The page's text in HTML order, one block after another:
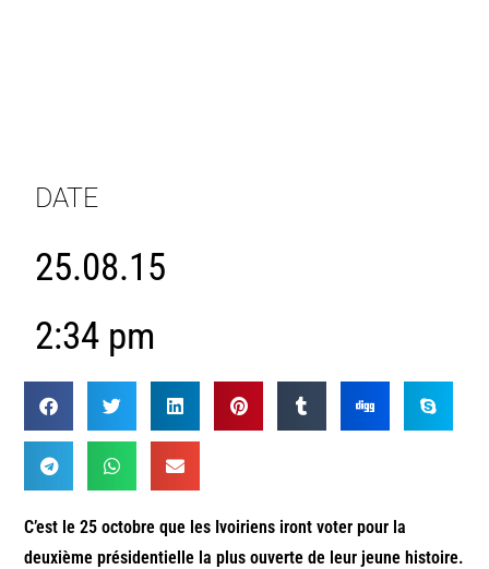
DATE
25.08.15
2:34 pm
C’est le 25 octobre que les Ivoiriens iront voter pour la
deuxième présidentielle la plus ouverte de leur jeune histoire.